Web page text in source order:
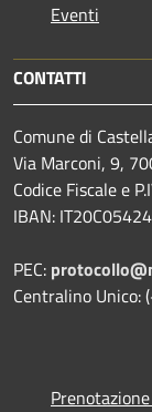
Eventi
CONTATTI
Comune di
Via Marconi, 9,
Codice Fiscale e
IBAN:
PEC:
Centralino Unico: